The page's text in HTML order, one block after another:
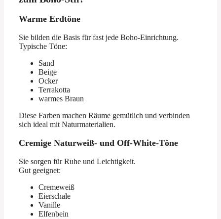
Warme Erdtöne
Sie bilden die Basis für fast jede Boho-Einrichtung.
Typische Töne:
Sand
Beige
Ocker
Terrakotta
warmes Braun
Diese Farben machen Räume gemütlich und verbinden
sich ideal mit Naturmaterialien.
Cremige Naturweiß- und Off-White-Töne
Sie sorgen für Ruhe und Leichtigkeit.
Gut geeignet:
Cremeweiß
Eierschale
Vanille
Elfenbein